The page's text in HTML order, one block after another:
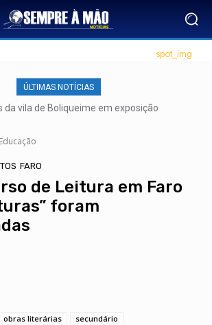
ÚLTIMAS NOTÍCIAS
da vila de Boliqueime em exposição
Educação
FARO
de Leitura em Faro
foram
obras literárias secundário